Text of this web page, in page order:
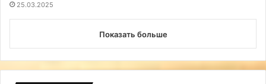
25.03.2025
Показать больше